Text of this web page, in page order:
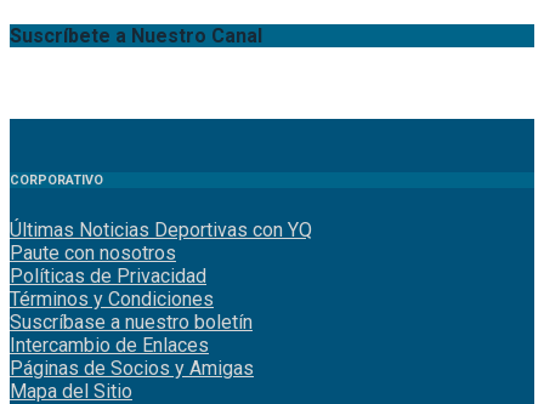
Suscríbete a Nuestro Canal
CORPORATIVO
Últimas Noticias Deportivas con YQ
Paute con nosotros
Políticas de Privacidad
Términos y Condiciones
Suscríbase a nuestro boletín
Intercambio de Enlaces
Páginas de Socios y Amigas
Mapa del Sitio